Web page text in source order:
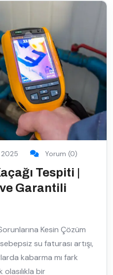
2025 Yorum (0)
Tespiti |
ve Garantili
Kesin Çözüm
su faturası artışı,
kabarma mı fark
bir